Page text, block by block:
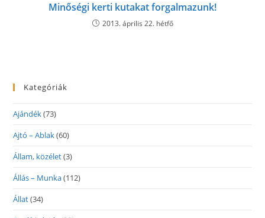
Minőségi kerti kutakat forgalmazunk!
2013. április 22. hétfő
Kategóriák
Ajándék(73)
Ajtó – Ablak(60)
Állam, közélet(3)
Állás – Munka(112)
Állat(34)